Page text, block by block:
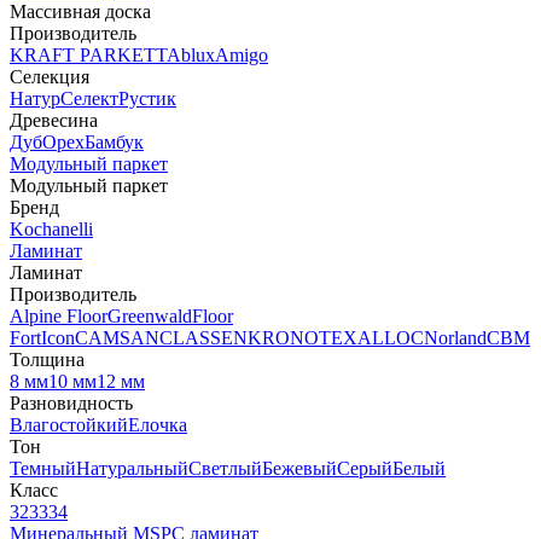
Массивная доска
Производитель
KRAFT PARKETTAbluxAmigo
Селекция
НатурСелектРустик
Древесина
ДубОрехБамбук
Модульный паркет
Модульный паркет
Бренд
Kochanelli
Ламинат
Ламинат
Производитель
Alpine FloorGreenwaldFloor
FortIconCAMSANCLASSENKRONOTEXALLOCNorlandCBM
Толщина
8 мм10 мм12 мм
Разновидность
ВлагостойкийЕлочка
Тон
ТемныйНатуральныйСветлыйБежевыйСерыйБелый
Класс
323334
Минеральный MSPC ламинат